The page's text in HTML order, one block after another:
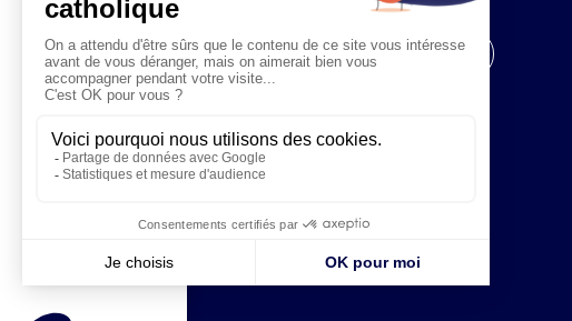
Visiter la page de l'émission